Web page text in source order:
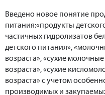
Введено новое понятие
питания:«продукты
частичных гидролизатов
детского питания»,
возраста», «сухие
возраста», «сухие
возраста» с учетом
производимых и